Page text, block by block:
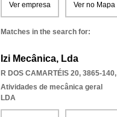
Ver empresa Ver no Mapa
Matches in the search for:
Izi Mecânica, Lda
R DOS CAMARTÉIS 20, 3865-140,
Atividades de mecânica geral
LDA